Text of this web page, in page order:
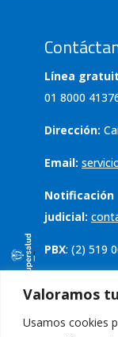
Valoramos
Usamos cookies
Línea
01 8000
Dirección:
Email:
Notificación
judicial:
PBX: (2) 519
Servicio
Política de